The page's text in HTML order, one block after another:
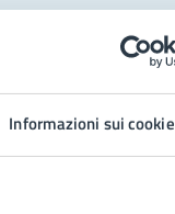
Informazioni sui cookie